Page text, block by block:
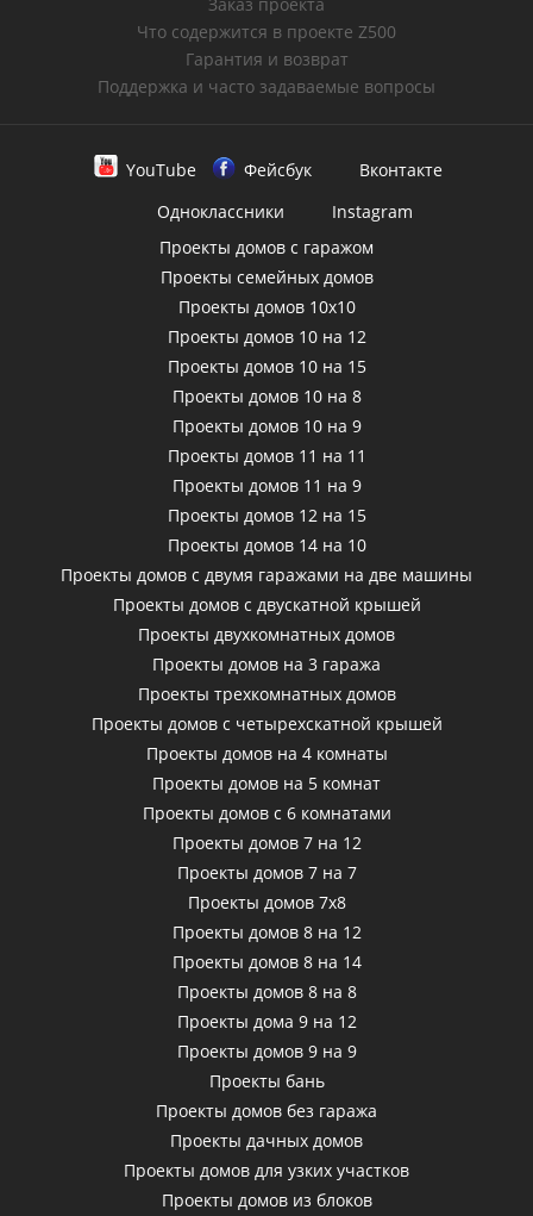
Что содержится в проекте Z500
Гарантия и возврат
Поддержка и часто задаваемые вопросы
YouTube Фейсбук
Вконтакте
Одноклассники
Instagram
Проекты домов с гаражом
Проекты семейных домов
Проекты домов 10х10
Проекты домов 10 на 12
Проекты домов 10 на 15
Проекты домов 10 на 8
Проекты домов 10 на 9
Проекты домов 11 на 11
Проекты домов 11 на 9
Проекты домов 12 на 15
Проекты домов 14 на 10
Проекты домов с двумя гаражами на две машины
Проекты домов с двускатной крышей
Проекты двухкомнатных домов
Проекты домов на 3 гаража
Проекты трехкомнатных домов
Проекты домов с четырехскатной крышей
Проекты домов на 4 комнаты
Проекты домов на 5 комнат
Проекты домов с 6 комнатами
Проекты домов 7 на 12
Проекты домов 7 на 7
Проекты домов 7х8
Проекты домов 8 на 12
Проекты домов 8 на 14
Проекты домов 8 на 8
Проекты дома 9 на 12
Проекты домов 9 на 9
Проекты бань
Проекты домов без гаража
Проекты дачных домов
Проекты домов для узких участков
Проекты домов из блоков